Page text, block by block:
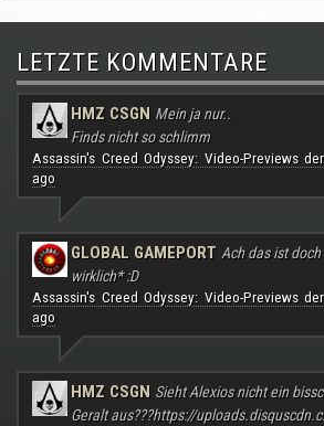
LETZTE KOMMENTARE
HMZ CSGN Mein ja nur..
Finds nicht so schlimm
Assassin's Creed Odyssey: Video-Previews
ago
GLOBAL GAMEPORT Ach das ist
wirklich* :D
Assassin's Creed Odyssey: Video-Previews
ago
HMZ CSGN Sieht Alexios nicht ein
Geralt aus???https://